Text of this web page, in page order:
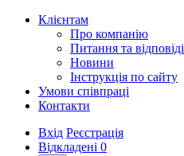
Клієнтам
Про компанію
Питання та відповіді
Новини
Інструкція по сайту
Умови співпраці
Контакти
Вхід Реєстрація
Відкладені 0